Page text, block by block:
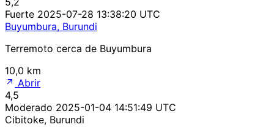
Fuerte 2025-07-28 13:38:20 UTC
Buyumbura, Burundi
Terremoto cerca de Buyumbura
10,0 km
Abrir
4,5
Moderado 2025-01-04 14:51:49 UTC
Cibitoke, Burundi